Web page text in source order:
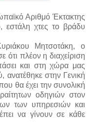
Αριθμό Έκτακτης
εστάλη χτες το βράδυ
Μητσοτάκη, ο
πλέον η διαχείριση
και στη χώρα μας
ανατέθηκε στην Γενική
θα έχει την συνολική
οδηγιών στον
των υπηρεσιών και
να γίνουν σε κάθε